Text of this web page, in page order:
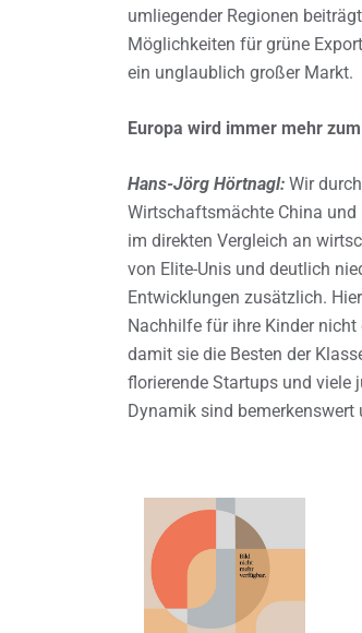
umliegender Regionen
Möglichkeiten für grüne
ein unglaublich großer Markt.
Europa wird immer mehr
Hans-Jörg Hörtnagl: Wir
Wirtschaftsmächte China und
im direkten Vergleich an
von Elite-Unis und deutlich
Entwicklungen zusätzlich.
Nachhilfe für ihre Kinder
damit sie die Besten der
florierende Startups und viele
Dynamik sind